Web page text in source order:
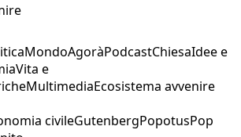
MondoAgoràPodcastChiesaIdee e
Vita e
MultimediaEcosistema avvenire
civileGutenbergPopotusPop